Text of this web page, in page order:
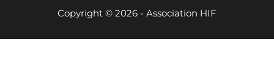
Copyright © 2026 - Association HIF